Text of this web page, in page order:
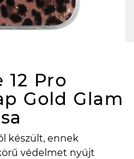
Pro
Gold Glam
készült, ennek
védelmet nyújt